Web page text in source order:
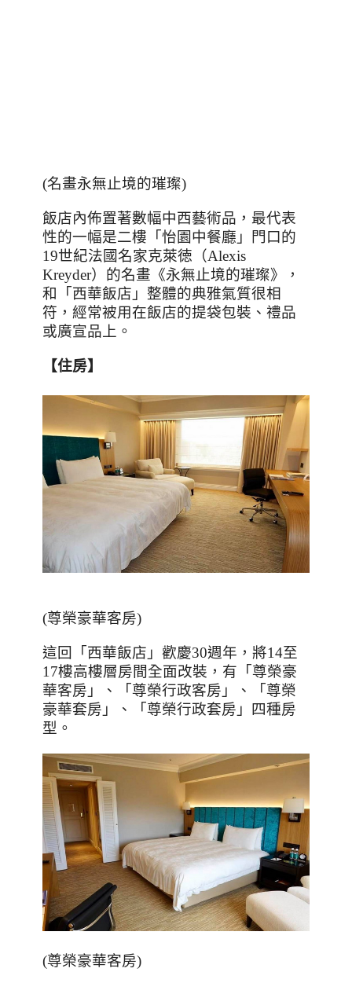
(名畫永無止境的璀璨)
飯店內佈置著數幅中西藝術品，最代表
性的一幅是二樓「怡園中餐廳」門口的
19世紀法國名家克萊徳（Alexis
Kreyder）的名畫《永無止境的璀璨》，
和「西華飯店」整體的典雅氣質很相
符，經常被用在飯店的提袋包裝、禮品
或廣宣品上。
【住房】
(尊榮豪華客房)
這回「西華飯店」歡慶30週年，將14至
17樓高樓層房間全面改裝，有「尊榮豪
華客房」、「尊榮行政客房」、「尊榮
豪華套房」、「尊榮行政套房」四種房
型。
(尊榮豪華客房)